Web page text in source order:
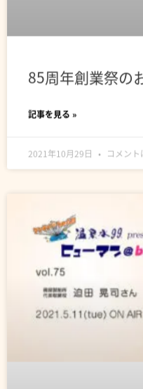
85周年創業祭の
記事を見る »
2021年10月29日 コメン